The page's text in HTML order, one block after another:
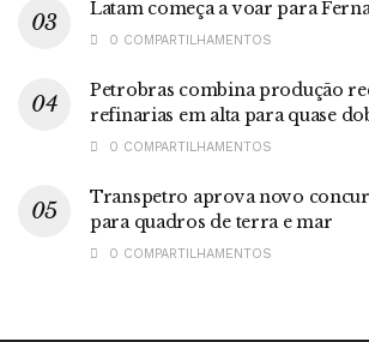
Latam começa a voar para
0 COMPARTILHAMENTOS
Petrobras combina produção
refinarias em alta para quase
0 COMPARTILHAMENTOS
Transpetro aprova novo
para quadros de terra e mar
0 COMPARTILHAMENTOS